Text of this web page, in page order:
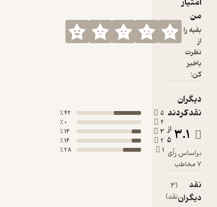
من
بقیه را
نظرت
باخبر
کن:
دیگران
نقد کردند
3.1 از
5
براساس رأی
5
42 ٪
3
14 ٪
2
14 ٪
1
28 ٪
نقد
دیگراننقد)